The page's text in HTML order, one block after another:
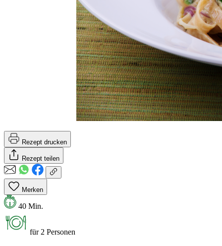
Rezept drucken
Rezept teilen
Merken
40 Min.
für 2 Personen